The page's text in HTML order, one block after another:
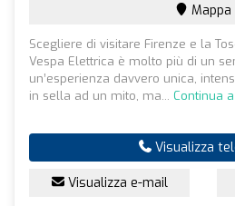
Mappa
Scegliere di visitare Firenze e la
Vespa Elettrica è molto più di un
un’esperienza davvero unica,
in sella ad un mito, ma... Continua
Visualizza
Visualizza e-mail